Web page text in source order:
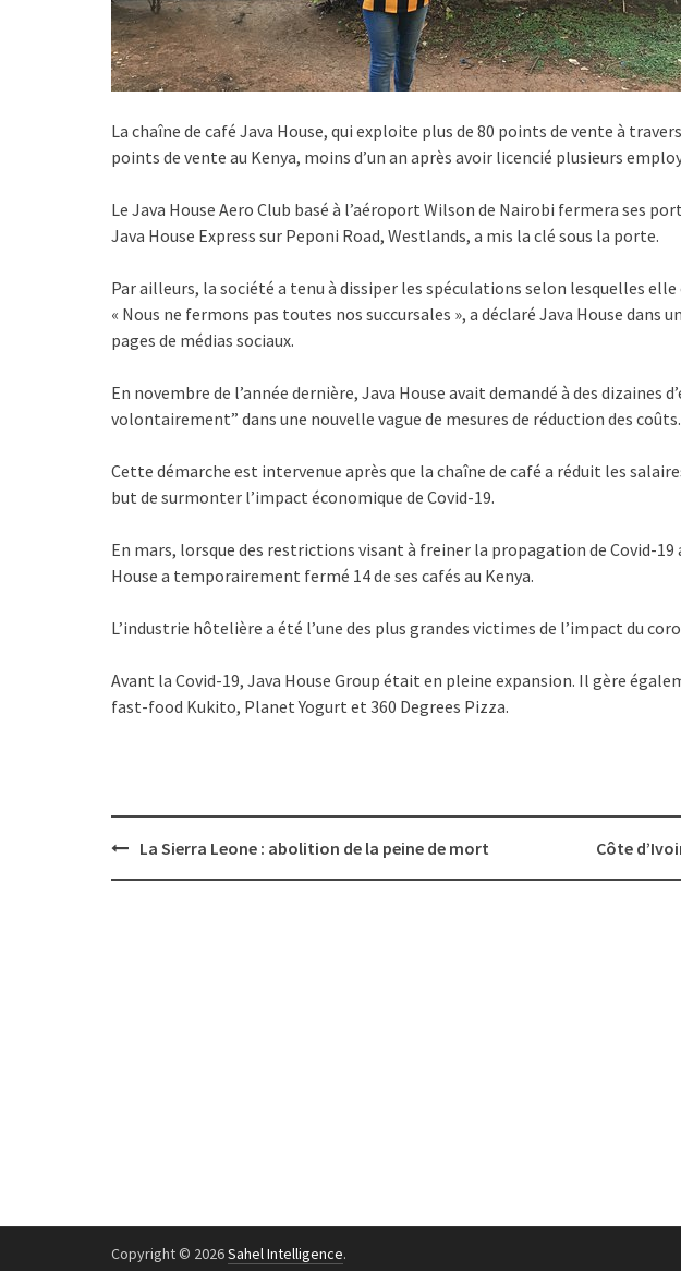
La chaîne de café Java House, qui exploite plus de 80 points de vente à
points de vente au Kenya, moins d’un an après avoir licencié plusieurs
Le Java House Aero Club basé à l’aéroport Wilson de Nairobi fermera ses
Java House Express sur Peponi Road, Westlands, a mis la clé sous la porte.
Par ailleurs, la société a tenu à dissiper les spéculations selon lesquelles
« Nous ne fermons pas toutes nos succursales », a déclaré Java House dans
pages de médias sociaux.
En novembre de l’année dernière, Java House avait demandé à des dizaines
volontairement” dans une nouvelle vague de mesures de réduction des coûts.
Cette démarche est intervenue après que la chaîne de café a réduit les
but de surmonter l’impact économique de Covid-19.
En mars, lorsque des restrictions visant à freiner la propagation de Covid-
House a temporairement fermé 14 de ses cafés au Kenya.
L’industrie hôtelière a été l’une des plus grandes victimes de l’impact du
Avant la Covid-19, Java House Group était en pleine expansion. Il gère
fast-food Kukito, Planet Yogurt et 360 Degrees Pizza.
PostLa Sierra Leone : abolition de la peine de mort Côte
Copyright © 2026Sahel Intelligence.